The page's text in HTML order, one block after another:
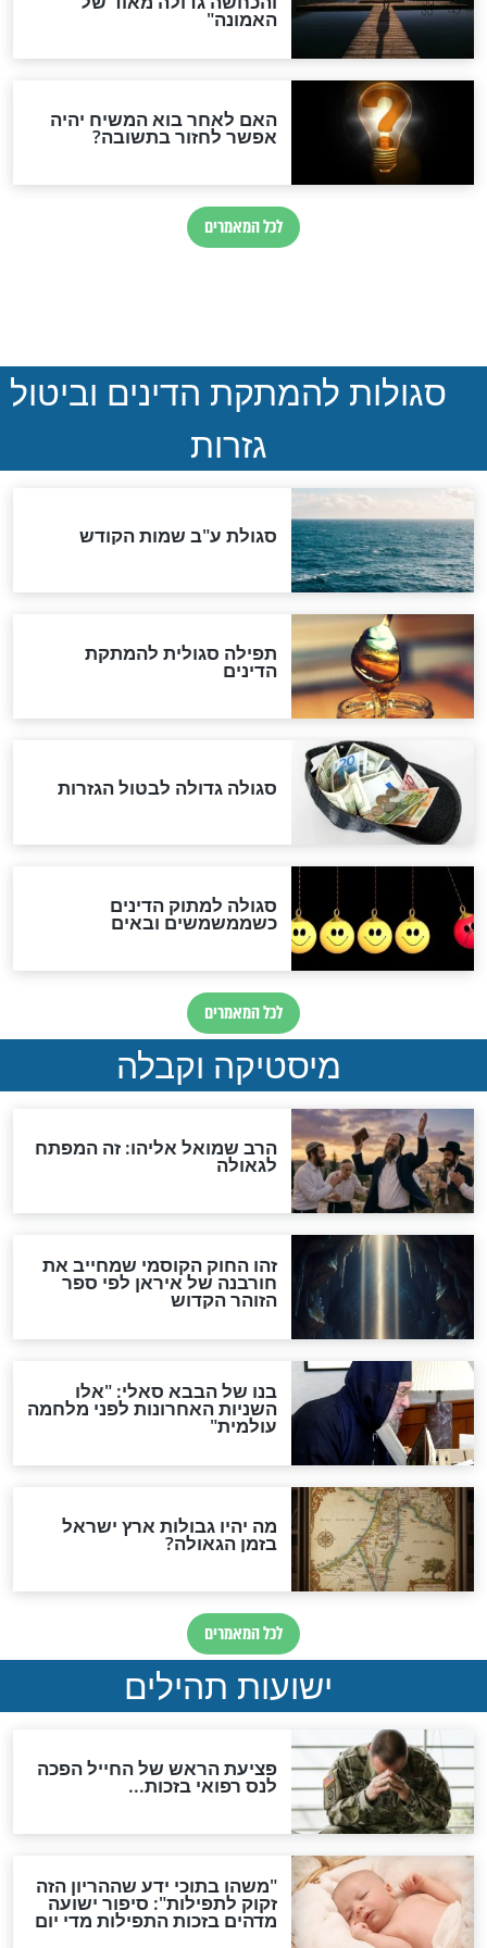
חדשות יהדות
הותר לפרסום: לוחמי מילואים
נהרגו בדרום לבנון
המסמך האבוד שנחשף
במרתפי מוסקבה: כתב היד
הנדיר של הרשב"ם התגלה
שורדת השואה שחוגגת 100:
"מודה לקב"ה על כל השנים"
לכל המאמרים
אחרית הימים
האם אפשר לחשב את הקץ?
מה יהיה בימות המשיח?
"לפני הגאולה תהיה אפיקורסות
והכחשה גדולה מאוד של
האמונה"
האם לאחר בוא המשיח יהיה
אפשר לחזור בתשובה?
לכל המאמרים
להמתקת הדינים וביטול
גזרות
סגולת ע"ב שמות הקודש